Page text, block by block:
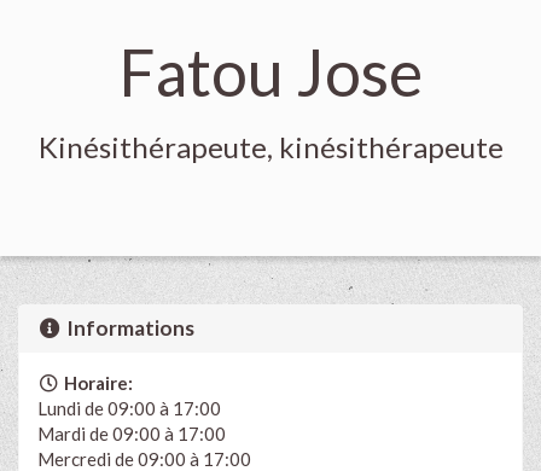
Fatou Jose
Kinésithérapeute, kinésithérapeute
Informations
Horaire:
Lundi de 09:00 à 17:00
Mardi de 09:00 à 17:00
Mercredi de 09:00 à 17:00